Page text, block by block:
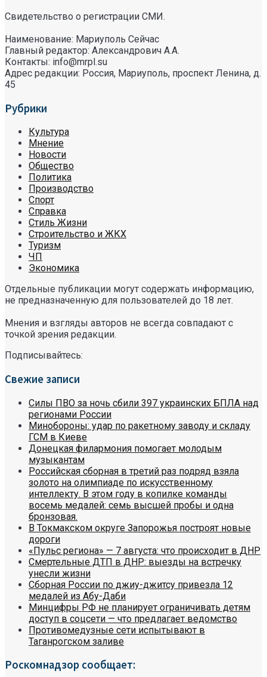
Свидетельство о регистрации СМИ.
Наименование: Мариуполь Сейчас
Главный редактор: Александрович А.А.
Контакты: info@mrpl.su
Адрес редакции: Россия, Мариуполь, проспект Ленина, д.
45
Рубрики
Культура
Мнение
Новости
Общество
Политика
Производство
Спорт
Справка
Стиль Жизни
Строительство и ЖКХ
Туризм
ЧП
Экономика
Отдельные публикации могут содержать информацию,
не предназначенную для пользователей до 18 лет.
Мнения и взгляды авторов не всегда совпадают с
точкой зрения редакции.
Подписывайтесь:
Свежие записи
Силы ПВО за ночь сбили 397 украинских БПЛА над
регионами России
Минобороны: удар по ракетному заводу и складу
ГСМ в Киеве
Донецкая филармония помогает молодым
музыкантам
Российская сборная в третий раз подряд взяла
золото на олимпиаде по искусственному
интеллекту. В этом году в копилке команды
восемь медалей: семь высшей пробы и одна
бронзовая.
В Токмакском округе Запорожья построят новые
дороги
«Пульс региона» — 7 августа: что происходит в ДНР
Смертельные ДТП в ДНР: выезды на встречку
унесли жизни
Сборная России по джиу-джитсу привезла 12
медалей из Абу-Даби
Минцифры РФ не планирует ограничивать детям
доступ в соцсети — что предлагает ведомство
Противомедузные сети испытывают в
Таганрогском заливе
Роскомнадзор сообщает: